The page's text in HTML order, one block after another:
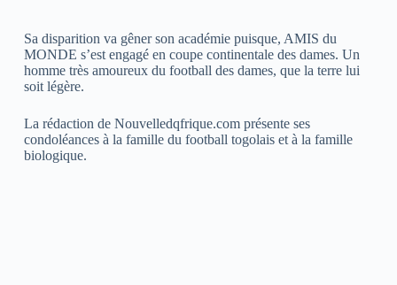
Sa disparition va gêner son académie puisque, AMIS du
MONDE s’est engagé en coupe continentale des dames. Un
homme très amoureux du football des dames, que la terre lui
soit légère.
La rédaction de Nouvelledqfrique.com présente ses
condoléances à la famille du football togolais et à la famille
biologique.